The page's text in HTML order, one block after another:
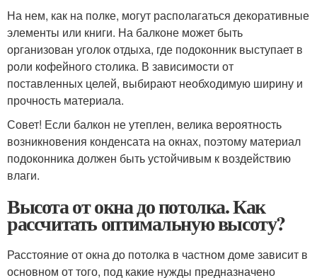
На нем, как на полке, могут располагаться декоративные
элементы или книги. На балконе может быть
организован уголок отдыха, где подоконник выступает в
роли кофейного столика. В зависимости от
поставленных целей, выбирают необходимую ширину и
прочность материала.
Совет! Если балкон не утеплен, велика вероятность
возникновения конденсата на окнах, поэтому материал
подоконника должен быть устойчивым к воздействию
влаги.
Высота от окна до потолка. Как
рассчитать оптимальную высоту?
Расстояние от окна до потолка в частном доме зависит в
основном от того, под какие нужды предназначено